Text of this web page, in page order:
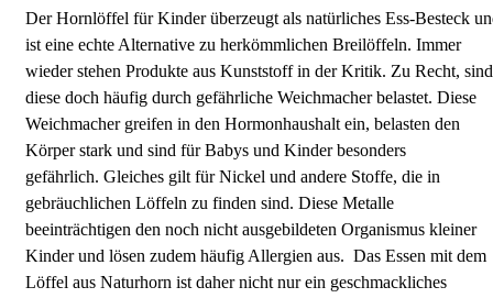
Der Hornlöffel für Kinder überzeugt als natürliches Ess-Besteck
ist eine echte Alternative zu herkömmlichen Breilöffeln. Immer
wieder stehen Produkte aus Kunststoff in der Kritik. Zu Recht, sind
diese doch häufig durch gefährliche Weichmacher belastet. Diese
Weichmacher greifen in den Hormonhaushalt ein, belasten den
Körper stark und sind für Babys und Kinder besonders
gefährlich. Gleiches gilt für Nickel und andere Stoffe, die in
gebräuchlichen Löffeln zu finden sind. Diese Metalle
beeinträchtigen den noch nicht ausgebildeten Organismus kleiner
Kinder und lösen zudem häufig Allergien aus. Das Essen mit dem
Löffel aus Naturhorn ist daher nicht nur ein geschmackliches